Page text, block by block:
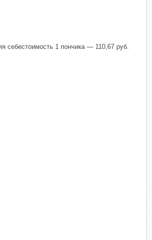
себестоимость 1 пончика — 110,67 руб.